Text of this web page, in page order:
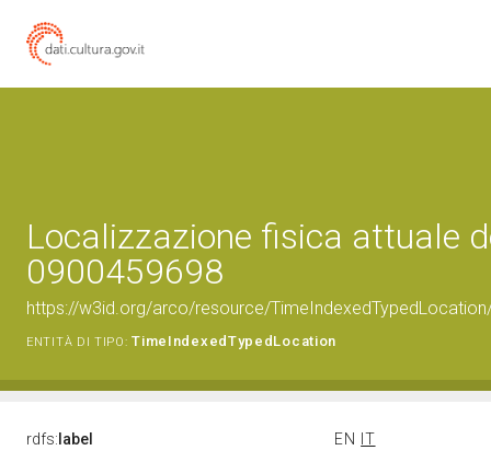
Localizzazione fisica attuale
0900459698
https://w3id.org/arco/resource/
ENTITÀ DI TIPO: TimeIndexedTypedLocation
rdfs: label EN
IT